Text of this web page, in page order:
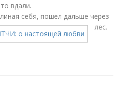
вдали.
себя, пошел дальше через
лес.